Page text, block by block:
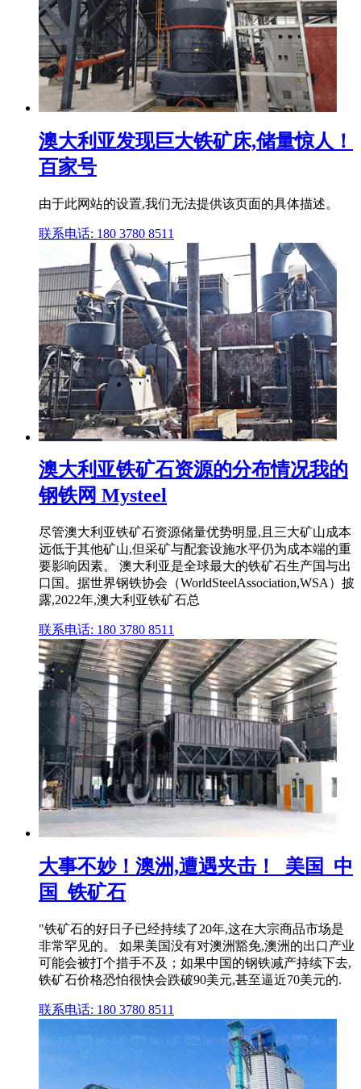
澳大利亚发现巨大铁矿床,储量惊人！
百家号
由于此网站的设置,我们无法提供该页面的具体描述。
联系电话: 180 3780 8511
澳大利亚铁矿石资源的分布情况我的
钢铁网 Mysteel
尽管澳大利亚铁矿石资源储量优势明显,且三大矿山成本
远低于其他矿山,但采矿与配套设施水平仍为成本端的重
要影响因素。 澳大利亚是全球最大的铁矿石生产国与出
口国。据世界钢铁协会（WorldSteelAssociation,WSA）披
露,2022年,澳大利亚铁矿石总
联系电话: 180 3780 8511
大事不妙！澳洲,遭遇夹击！_美国_中
国_铁矿石
"铁矿石的好日子已经持续了20年,这在大宗商品市场是
非常罕见的。 如果美国没有对澳洲豁免,澳洲的出口产业
可能会被打个措手不及；如果中国的钢铁减产持续下去,
铁矿石价格恐怕很快会跌破90美元,甚至逼近70美元的.
联系电话: 180 3780 8511